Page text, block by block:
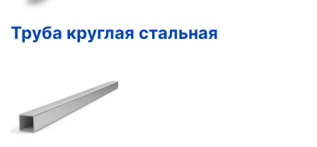
Труба круглая стальная